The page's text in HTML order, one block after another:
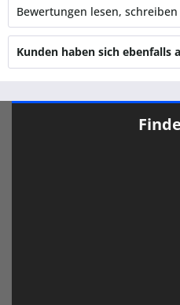
Bewertungen lesen,
Kunden haben sich ebenfalls